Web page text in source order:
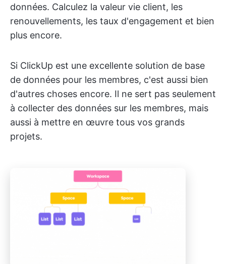
données. Calculez la valeur vie client, les
renouvellements, les taux d'engagement et bien
plus encore.
Si ClickUp est une excellente solution de base
de données pour les membres, c'est aussi bien
d'autres choses encore. Il ne sert pas seulement
à collecter des données sur les membres, mais
aussi à mettre en œuvre tous vos grands
projets.